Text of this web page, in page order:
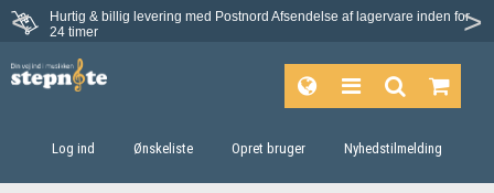
Hurtig & billig levering med Postnord Afsendelse af lagervare inden for
24 timer
Fortrydelsesret på 30 dage
Log ind Ønskeliste Opret bruger Nyhedstilmelding